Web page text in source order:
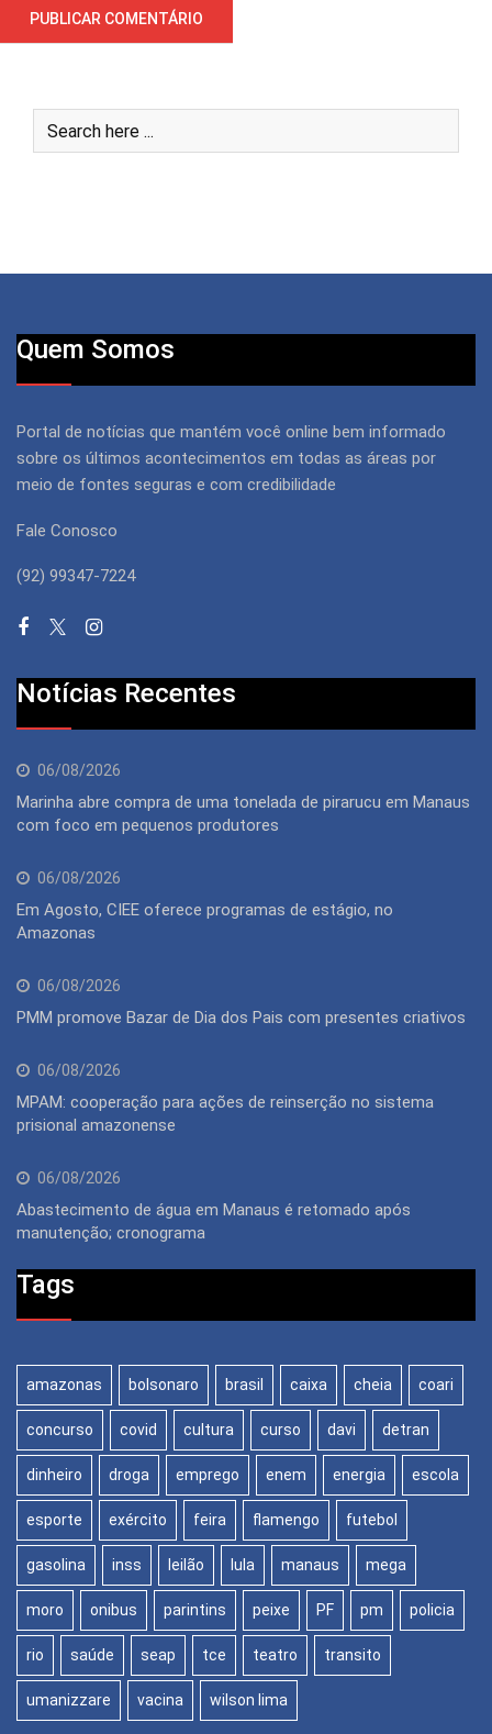
Quem Somos
Portal de notícias que mantém você online bem informado
sobre os últimos acontecimentos em todas as áreas por
meio de fontes seguras e com credibilidade
Fale Conosco
(92) 99347-7224
Notícias Recentes
06/08/2026
Marinha abre compra de uma tonelada de pirarucu em Manaus
com foco em pequenos produtores
06/08/2026
Em Agosto, CIEE oferece programas de estágio, no
Amazonas
06/08/2026
PMM promove Bazar de Dia dos Pais com presentes criativos
06/08/2026
MPAM: cooperação para ações de reinserção no sistema
prisional amazonense
06/08/2026
Abastecimento de água em Manaus é retomado após
manutenção; cronograma
Tags
amazonas bolsonaro brasil caixa cheia coari
concurso covid cultura curso davi detran
dinheiro droga emprego enem energia escola
esporte exército feira flamengo futebol
gasolina inss leilão lula manaus mega
moro onibus parintins peixe PF pm policia
rio saúde seap tce teatro transito
umanizzare vacina wilson lima